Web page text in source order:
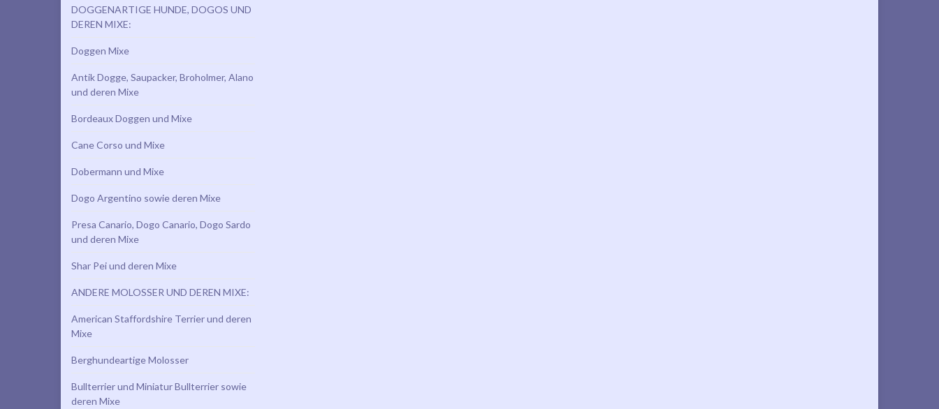
DOGGENARTIGE HUNDE, DOGOS UND
DEREN MIXE:
Doggen Mixe
Antik Dogge, Saupacker, Broholmer, Alano
und deren Mixe
Bordeaux Doggen und Mixe
Cane Corso und Mixe
Dobermann und Mixe
Dogo Argentino sowie deren Mixe
Presa Canario, Dogo Canario, Dogo Sardo
und deren Mixe
Shar Pei und deren Mixe
ANDERE MOLOSSER UND DEREN MIXE:
American Staffordshire Terrier und deren
Mixe
Berghundeartige Molosser
Bullterrier und Miniatur Bullterrier sowie
deren Mixe